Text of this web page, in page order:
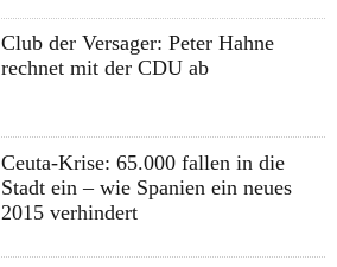
Club der Versager: Peter Hahne
rechnet mit der CDU ab
Ceuta-Krise: 65.000 fallen in die
Stadt ein – wie Spanien ein neues
2015 verhindert